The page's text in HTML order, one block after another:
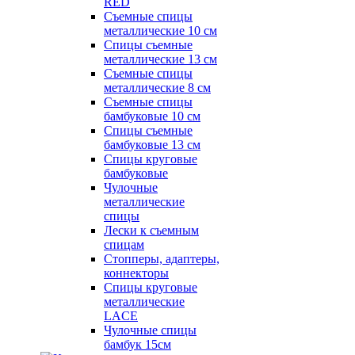
Съемные спицы
металлические 10 см
Спицы съемные
металлические 13 см
Съемные спицы
металлические 8 см
Съемные спицы
бамбуковые 10 см
Спицы съемные
бамбуковые 13 см
Спицы круговые
бамбуковые
Чулочные
металлические
спицы
Лески к съемным
спицам
Стопперы, адаптеры,
коннекторы
Спицы круговые
металлические
LACE
Чулочные спицы
бамбук 15см